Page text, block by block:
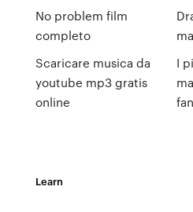
No problem film
completo
Scaricare musica da
youtube mp3 gratis
online
I
Learn